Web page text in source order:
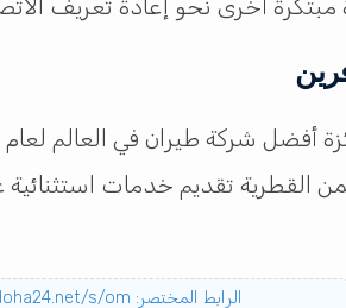
القطرية تقديم خدمات
الرابط المختصر: doha24.net/s/om